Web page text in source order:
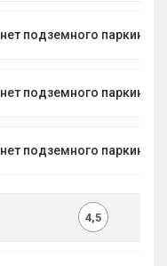
нет подземного паркинга
нет подземного паркинга
нет подземного паркинга
4,5